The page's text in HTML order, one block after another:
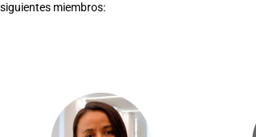
siguientes miembros: